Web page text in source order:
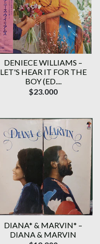
DENIECE WILLIAMS –
LET'S HEAR IT FOR THE
BOY (ED....
$23.000
DIANA* & MARVIN* –
DIANA & MARVIN